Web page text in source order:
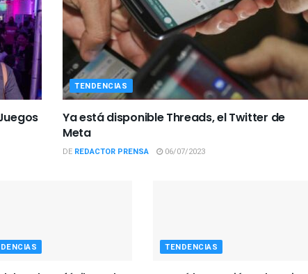
TENDENCIAS
Ya está disponible Threads, el Twitter de
Meta
DE REDACTOR PRENSA 06/07/2023
TENDENCIAS